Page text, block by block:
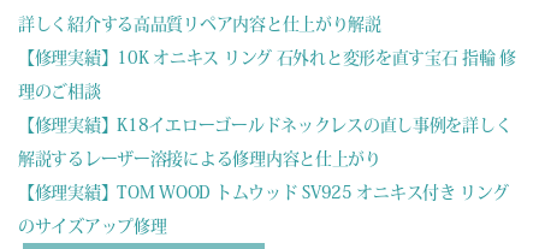
詳しく紹介する高品質リペア内容と仕上がり解説
【修理実績】10K オニキス リング 石外れと変形を直す宝石 指輪 修
理のご相談
【修理実績】K18イエローゴールドネックレスの直し事例を詳しく
解説するレーザー溶接による修理内容と仕上がり
【修理実績】TOM WOOD トムウッド SV925 オニキス付き リング
のサイズアップ修理